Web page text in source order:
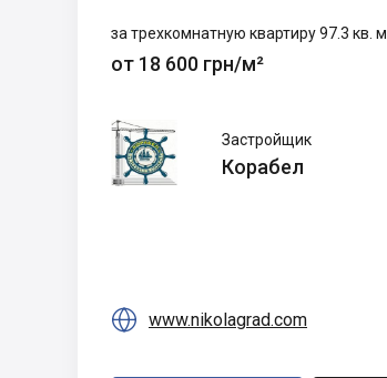
за трехкомнатную квартиру 97.3 кв. м.
от 18 600 грн/м²
Корабел
Застройщик
Корабел
 www.nikolagrad.com